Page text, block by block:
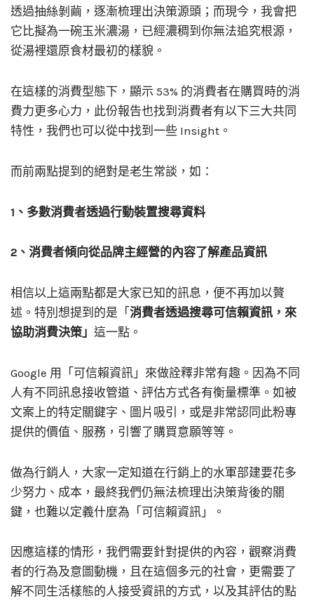
透過抽絲剝繭，逐漸梳理出決策源頭；而現今，我會把
它比擬為一碗玉米濃湯，已經濃稠到你無法追究根源，
從湯裡還原食材最初的樣貌。
在這樣的消費型態下，顯示 53% 的消費者在購買時的消
費力更多心力，此份報告也找到消費者有以下三大共同
特性，我們也可以從中找到一些 Insight。
而前兩點提到的絕對是老生常談，如：
1、多數消費者透過行動裝置搜尋資料
2、消費者傾向從品牌主經營的內容了解產品資訊
相信以上這兩點都是大家已知的訊息，便不再加以贅
述。特別想提到的是「 消費者透過搜尋可信賴資訊，來
協助消費決策」 這一點。
Google 用「可信賴資訊」來做詮釋非常有趣。因為不同
人有不同訊息接收管道、評估方式各有衡量標準。如被
文案上的特定關鍵字、圖片吸引，或是非常認同此粉專
提供的價值、服務，引響了購買意願等等。
做為行銷人，大家一定知道在行銷上的水軍部建要花多
少努力、成本，最終我們仍無法梳理出決策背後的關
鍵，也難以定義什麼為「可信賴資訊」。
因應這樣的情形，我們需要針對提供的內容，觀察消費
者的行為及意圖動機，且在這個多元的社會，更需要了
解不同生活樣態的人接受資訊的方式，以及其評估的點